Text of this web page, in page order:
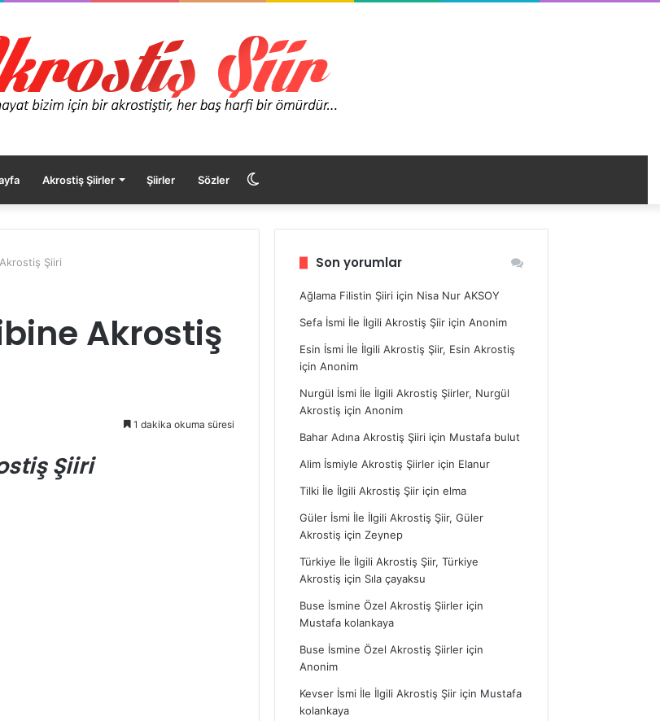
Akrostiş Şiirler Şiirler Sözler
görünümü
Şiiri
Akrostiş
1 dakika okuma süresi
Şiiri
Son yorumlar
Ağlama Filistin Şiiri için Nisa Nur AKSOY
Sefa İsmi İle İlgili Akrostiş Şiir içinAnonim
Esin İsmi İle İlgili Akrostiş Şiir, Esin Akrostiş
içinAnonim
Nurgül İsmi İle İlgili Akrostiş Şiirler, Nurgül
Akrostiş içinAnonim
Bahar Adına Akrostiş Şiiri için Mustafa bulut
Alim İsmiyle Akrostiş Şiirler için Elanur
Tilki İle İlgili Akrostiş Şiir içinelma
Güler İsmi İle İlgili Akrostiş Şiir, Güler
Akrostiş içinZeynep
Türkiye İle İlgili Akrostiş Şiir, Türkiye
Akrostiş için Sıla çayaksu
Buse İsmine Özel Akrostiş Şiirler için
Mustafa kolankaya
Buse İsmine Özel Akrostiş Şiirler için
Anonim
Kevser İsmi İle İlgili Akrostiş Şiir için Mustafa
kolankaya